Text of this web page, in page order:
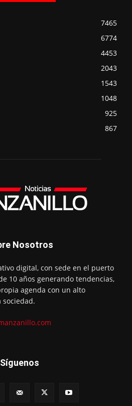
7465
6774
4453
2043
1543
1048
925
867
Nosotros
digital, con sede en el puerto
10 años generando tendencias,
agenda con un alto
Síguenos